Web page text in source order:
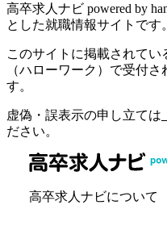
高卒求人ナビ powered by
とした就職情報サイトです。
このサイトに掲載されて
（ハローワーク）で受付
す。
虚偽・誤表示の申し立ては
ださい。
高卒求人ナビについて